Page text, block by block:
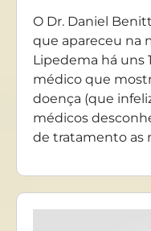
O Dr. Daniel
que apareceu na
Lipedema há uns
médico que
doença (que
médicos
de tratamento as